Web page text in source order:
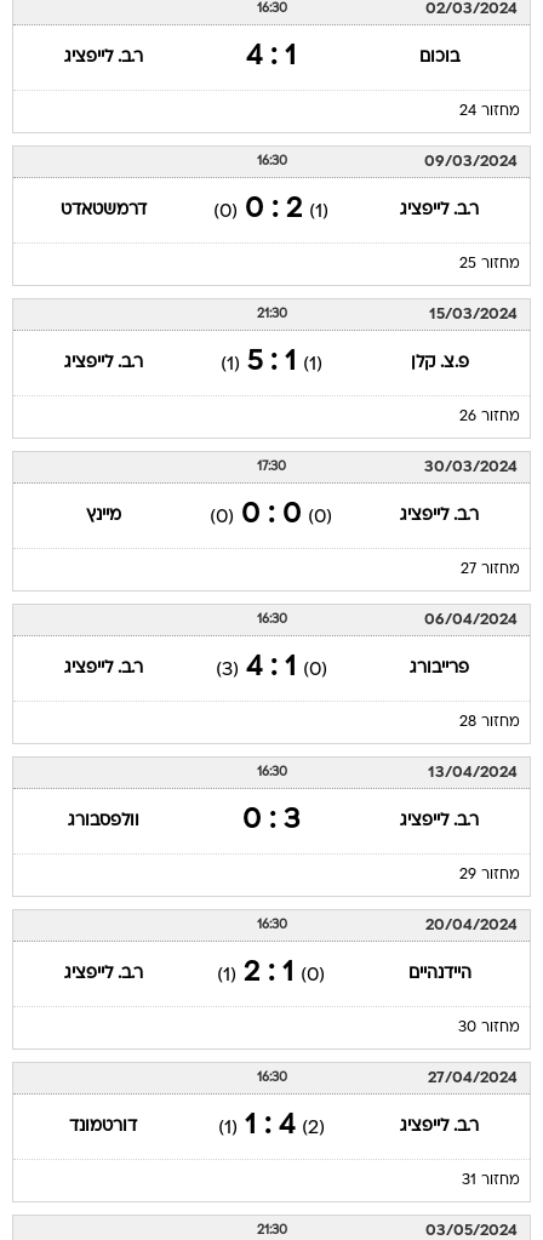
02/03/2024
16:30
בוכום 1 : 4 ר.ב. לייפציג
מחזור 24
09/03/2024
16:30
ר.ב. לייפציג (1)
2 : 0
(0) דרמשטאדט
מחזור 25
15/03/2024
21:30
פ.צ. קלן (1)
1 : 5
(1) ר.ב. לייפציג
מחזור 26
30/03/2024
17:30
ר.ב. לייפציג (0)
0 : 0
(0) מיינץ
מחזור 27
06/04/2024
16:30
פרייבורג (0)
1 : 4
(3) ר.ב. לייפציג
מחזור 28
13/04/2024
16:30
ר.ב. לייפציג 3 : 0 וולפסבורג
מחזור 29
20/04/2024
16:30
היידנהיים (0)
1 : 2
(1) ר.ב. לייפציג
מחזור 30
27/04/2024
16:30
ר.ב. לייפציג (2)
4 : 1
(1) דורטמונד
מחזור 31
03/05/2024
21:30